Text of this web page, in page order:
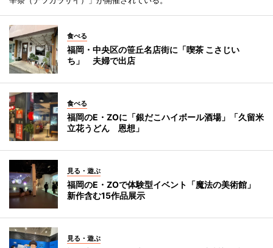
食べる
福岡・中央区の笹丘名店街に「喫茶 こさじい
ち」 夫婦で出店
食べる
福岡のE・ZOに「銀だこハイボール酒場」「久留米
立花うどん 恩想」
見る・遊ぶ
福岡のE・ZOで体験型イベント「魔法の美術館」
新作含む15作品展示
見る・遊ぶ